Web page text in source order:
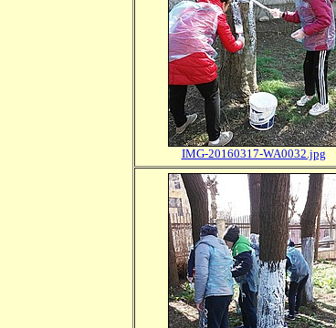
IMG-20160317-WA0032.jpg